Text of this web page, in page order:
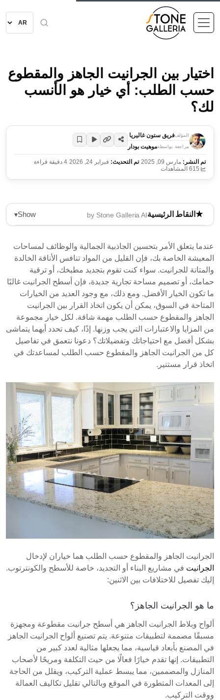
اختيار بين الجرانيت الجاهز والمقطوع
حسب الطلب: أي خيار هو الأنسب
لك؟
المؤلففريق ستون غاليريا
مراجعة بواسطةموهيت بودار
تم النشر: مارس 09, 2025 ·تم التحديث: فبراير 24, 2026 ·4 دقيقة قراءة
·
النقاط الرئيسيةby Stone Galleria AI
Show
▾
الجمالية. يمكن لأصحاب المنازل الاختيار بين الجرانيت
الجاهز، الذي يعتبر اقتصاديًا ومريحًا، والجرانيت المقطوع
حسب الطلب، الذي يوفر مرونة أكبر في التصميم ولكنه
يأتي بتكلفة أعلى ووقت تسليم أطول. يعتمد القرار على
الميزانية واحتياجات التصميم والجداول الزمنية للتركيب.
الجرانيت الجاهز مصنوع في المصنع بأحجام قياسية،
مما يجعله ميسور التكلفة وسهل التركيب.
الجرانيت المقطوع حسب الطلب يسمح بتصاميم
مخصصة ولكنه يتطلب وقتًا أطول وعادة ما يكون
أكثر تكلفة.
يعتمد الاختيار بين الخيارين على متطلبات المشروع
الفردية والتفضيلات.
فهم الفروق بين الجرانيت الجاهز والمقطوع حسب الطلب
يساعد المستهلكين على اتخاذ قرارات مستنيرة لمشاريعهم.
عندما يتعلق الأمر بتحسين الجاذبية الجمالية والوظائف لمساحات
المعيشة الخاصة بك، فإن القليل من المواد تنافس الأناقة الخالدة
والمتانة للجرانيت. سواء كنت تقوم بتجديد مطبخك، أو ترقية
حمامك، أو تصميم مساحة تجارية جديدة، فإن أسطح الجرانيت غالبًا
ما تكون الخيار الأفضل. ومع ذلك، مع وجود العديد من الخيارات
المتاحة في السوق، يمكن أن يكون اتخاذ القرار بين الجرانيت
الجاهز والمقطوع حسب الطلب مهمة شاقة. لكل خيار مجموعة
من المزايا والاعتبارات التي يجب وزنها. إذًا، كيف تحدد أيهما يتماشى
بشكل أفضل مع احتياجاتك وتفضيلاتك؟ دعونا نتعمق في تفاصيل
كل من الجرانيت الجاهز والمقطوع حسب الطلب لمساعدتك في
اتخاذ قرار مستنير.
الجرانيت الجاهز والمقطوع حسب الطلب هما خياران لإدخال
الجرانيت في مشاريع البناء أو التجديد، خاصة للأسطح والكونترتوب.
إليك تفصيل للاختلافات بين الاثنين:
ما هو الجرانيت الجاهز؟
ألواح وبلاط الجرانيت الجاهز هي أسطح جرانيت مقطوعة ومجهزة
مسبقًا مصممة لتطبيقات متنوعة. يتم تصنيع ألواح الجرانيت الجاهز
في المصنع بأبعاد قياسية، مما يجعلها مثالية لعدد كبير من
التطبيقات. إنها تقدم خيارًا فعالًا من حيث التكلفة ومريحًا لأصحاب
المنازل والمصممين، مما يبسط عملية التركيب، ويقلل من الحاجة
إلى المعدات المتطورة في الموقع وبالتالي تقليل تكاليف العمالة
ووقت التركيب.